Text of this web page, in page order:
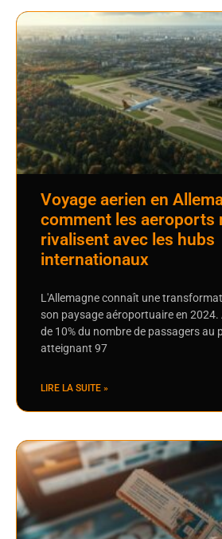
Voyage aerien en
comment les aeroports
rivalisent avec les hubs
internationaux
L'Allemagne connaît une
son paysage aéroportuaire en 2024.
de 10% du nombre de passagers au
atteignant 97
LIRE LA SUITE »